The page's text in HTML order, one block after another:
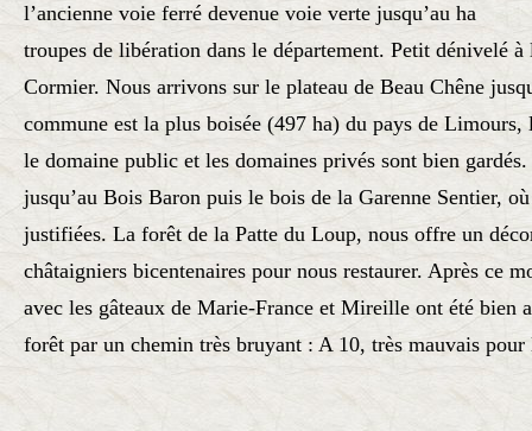
l’ancienne voie ferré devenue voie verte jusqu’au ha
troupes de libération dans le département. Petit dénivelé
Cormier. Nous arrivons sur le plateau de Beau Chêne
commune est la plus boisée (497 ha) du pays de Limours,
le domaine public et les domaines privés sont bien
jusqu’au Bois Baron puis le bois de la Garenne Sentier,
justifiées. La forêt de la Patte du Loup, nous offre un
châtaigniers bicentenaires pour nous restaurer. Après ce
avec les gâteaux de Marie-France et Mireille ont été bien
forêt par un chemin très bruyant : A 10, très mauvais pour